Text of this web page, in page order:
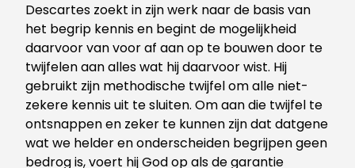
Descartes zoekt in zijn werk naar de basis van
het begrip kennis en begint de mogelijkheid
daarvoor van voor af aan op te bouwen door te
twijfelen aan alles wat hij daarvoor wist. Hij
gebruikt zijn methodische twijfel om alle niet-
zekere kennis uit te sluiten. Om aan die twijfel te
ontsnappen en zeker te kunnen zijn dat datgene
wat we helder en onderscheiden begrijpen geen
bedrog is, voert hij God op als de garantie